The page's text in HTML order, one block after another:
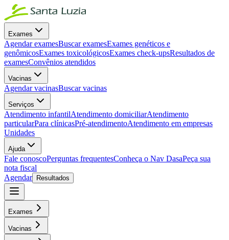
Exames
Agendar examesBuscar examesExames genéticos e
genômicosExames toxicológicosExames check-upsResultados de
examesConvênios atendidos
Vacinas
Agendar vacinasBuscar vacinas
Serviços
Atendimento infantilAtendimento domiciliarAtendimento
particularPara clínicasPré-atendimentoAtendimento em empresas
Unidades
Ajuda
Fale conoscoPerguntas frequentesConheça o Nav DasaPeça sua
nota fiscal
Agendar
Resultados
Exames
Vacinas